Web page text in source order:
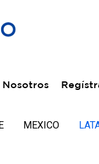
Nosotros
MEXICO